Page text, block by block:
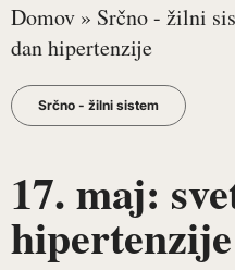
Domov » Srčno - žilni
dan hipertenzije
Srčno - žilni sistem
17. maj:
hipertenzije